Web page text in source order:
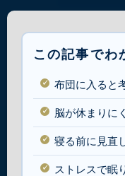
この記事でわ
布団に入ると
脳が休まりに
寝る前に見直
ストレスで眠